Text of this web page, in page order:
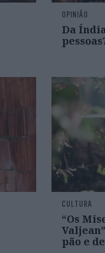
OPINIÃO
Da
CULTURA
“Os
pão e